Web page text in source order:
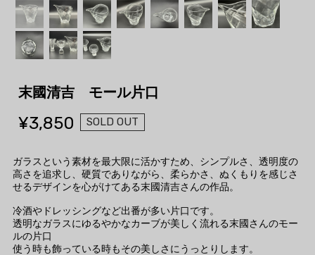
末國清吉 モール片口
¥3,850 SOLD OUT
ガラスという素材を最大限に活かすため、シンプルさ、透明度の
高さを追求し、硬質でありながら、柔らかさ、ぬくもりを感じさ
せるデザインを心がけてある末國清吉さんの作品。
冷酒やドレッシングなど出番が多い片口です。
透明なガラスにゆるやかなカーブが美しく流れる末國さんのモー
ルの片口
使う時も飾っている時もその美しさにうっとりします。